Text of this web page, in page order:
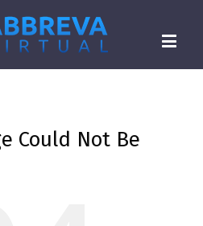
Could Not Be